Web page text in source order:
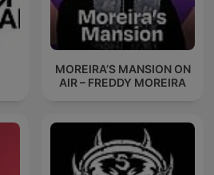
MOREIRA’S MANSION ON
AIR – FREDDY MOREIRA